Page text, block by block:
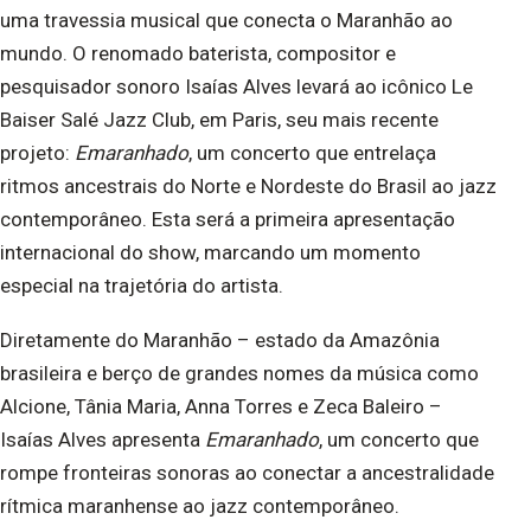
uma travessia musical que conecta o Maranhão ao
mundo. O renomado baterista, compositor e
pesquisador sonoro Isaías Alves levará ao icônico Le
Baiser Salé Jazz Club, em Paris, seu mais recente
projeto: Emaranhado, um concerto que entrelaça
ritmos ancestrais do Norte e Nordeste do Brasil ao jazz
contemporâneo. Esta será a primeira apresentação
internacional do show, marcando um momento
especial na trajetória do artista.
Diretamente do Maranhão – estado da Amazônia
brasileira e berço de grandes nomes da música como
Alcione, Tânia Maria, Anna Torres e Zeca Baleiro –
Isaías Alves apresenta Emaranhado, um concerto que
rompe fronteiras sonoras ao conectar a ancestralidade
rítmica maranhense ao jazz contemporâneo.